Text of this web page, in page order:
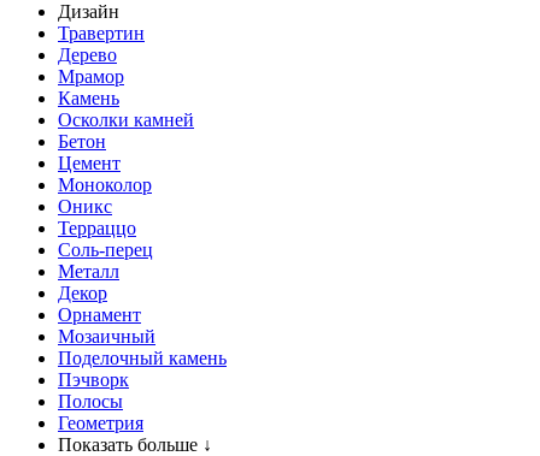
Дизайн
Травертин
Дерево
Мрамор
Камень
Осколки камней
Бетон
Цемент
Моноколор
Оникс
Терраццо
Соль-перец
Металл
Декор
Орнамент
Мозаичный
Поделочный камень
Пэчворк
Полосы
Геометрия
Показать больше ↓